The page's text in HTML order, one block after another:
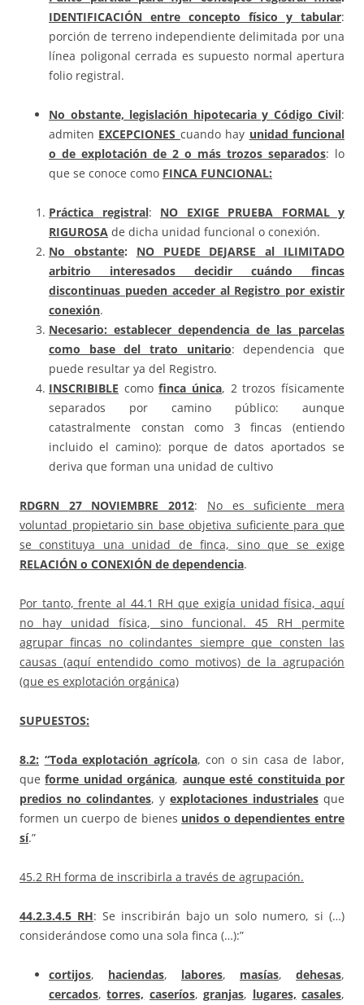
IDENTIFICACIÓN entre concepto físico y tabular:
porción de terreno independiente delimitada por una
línea poligonal cerrada es supuesto normal apertura
folio registral.
No obstante, legislación hipotecaria y Código Civil:
admiten EXCEPCIONES cuando hay unidad funcional
o de explotación de 2 o más trozos separados: lo
que se conoce como FINCA FUNCIONAL:
Práctica registral: NO EXIGE PRUEBA FORMAL y
RIGUROSA de dicha unidad funcional o conexión.
No obstante: NO PUEDE DEJARSE al ILIMITADO
arbitrio interesados decidir cuándo fincas
discontinuas pueden acceder al Registro por existir
conexión.
Necesario: establecer dependencia de las parcelas
como base del trato unitario: dependencia que
puede resultar ya del Registro.
INSCRIBIBLE comofinca única, 2 trozos físicamente
separados por camino público: aunque
catastralmente constan como 3 fincas (entiendo
incluido el camino): porque de datos aportados se
deriva que forman una unidad de cultivo
RDGRN 27 NOVIEMBRE 2012: No es suficiente mera
voluntad propietario sin base objetiva suficiente para que
se constituya una unidad de finca, sino que se exige
RELACIÓN o CONEXIÓN de dependencia.
Por tanto, frente al 44.1 RH que exigía unidad física, aquí
no hay unidad física, sino funcional. 45 RH permite
agrupar fincas no colindantes siempre que consten las
causas (aquí entendido como motivos) de la agrupación
(que es explotación orgánica)
SUPUESTOS:
8.2: “Toda explotación agrícola, con o sin casa de labor,
queforme unidad orgánica, aunque esté constituida por
predios no colindantes, y explotaciones industriales que
formen un cuerpo de bienes unidos o dependientes entre
sí.”
45.2 RH forma de inscribirla a través de agrupación.
44.2.3.4.5 RH: Se inscribirán bajo un solo numero, si (…)
considerándose como una sola finca (…):”
cortijos, haciendas, labores, masías, dehesas,
cercados,torres, caseríos,granjas, lugares, casales,